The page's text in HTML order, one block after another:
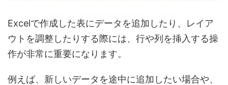
Excelで作成した表にデータを追加したり、レイア
ウトを調整したりする際には、 行や列を挿入する操
作が非常に重要になります。
例えば、新しいデータを途中に追加したい場合や、